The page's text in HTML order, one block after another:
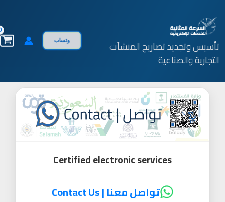
إلى
المحتوى
تأسيس وتجديد تصاريح المنشآت
التجارية والصناعية
وتساب
منصات وخدمات حكومية
تواصل معنا | Contact Us